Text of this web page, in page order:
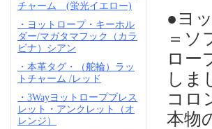
チャーム (蛍光イエロー)
・ヨットロープ・キーホル
ダー/マガタマフック（カラ
ビナ）シアン
・本革タグ・（舵輪）ラッ
トチャーム /レッド
・3Wayヨットロープブレス
レット・アンクレット（オ
レンジ）
●ヨ
＝ソ
ロー
しま
コロ
本物